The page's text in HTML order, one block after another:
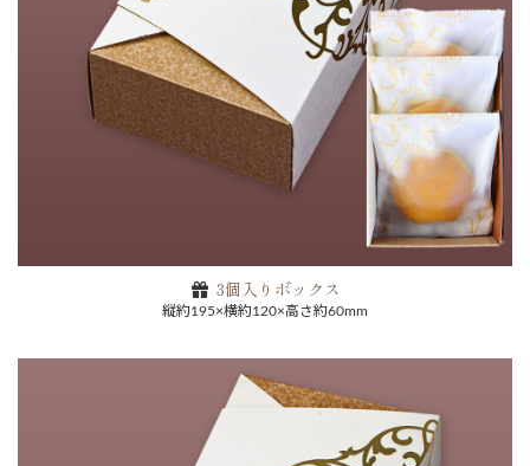
3個入りボックス
縦約195×横約120×高さ約60mm